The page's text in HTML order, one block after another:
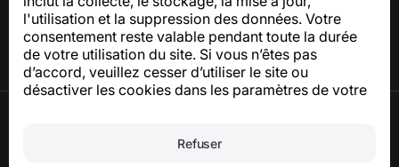
l'utilisation et la suppression des données. Votre
consentement reste valable pendant toute la durée
de votre utilisation du site. Si vous n’êtes pas
d’accord, veuillez cesser d’utiliser le site ou
désactiver les cookies dans les paramètres de votre
Refuser
Contacts
Politique relative aux cookies